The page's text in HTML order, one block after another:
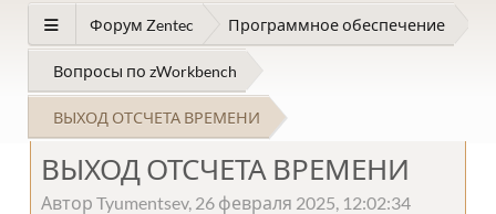
Форум Zentec Программное обеспечение
Вопросы по zWorkbench
ВЫХОД ОТСЧЕТА ВРЕМЕНИ
ВЫХОД ОТСЧЕТА ВРЕМЕНИ
Автор Tyumentsev, 26 февраля 2025, 12:02:34